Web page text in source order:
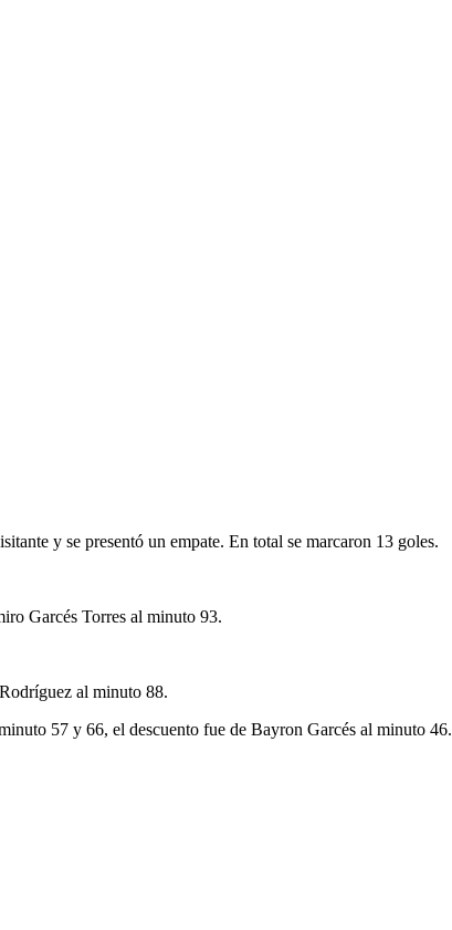
y se presentó un empate. En total se marcaron 13 goles.
Garcés Torres al minuto 93.
al minuto 88.
57 y 66, el descuento fue de Bayron Garcés al minuto 46.